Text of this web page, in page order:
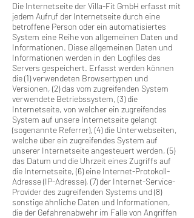
Die Internetseite der Villa-Fit GmbH erfasst mit
jedem Aufruf der Internetseite durch eine
betroffene Person oder ein automatisiertes
System eine Reihe von allgemeinen Daten und
Informationen. Diese allgemeinen Daten und
Informationen werden in den Logfiles des
Servers gespeichert. Erfasst werden können
die (1) verwendeten Browsertypen und
Versionen, (2) das vom zugreifenden System
verwendete Betriebssystem, (3) die
Internetseite, von welcher ein zugreifendes
System auf unsere Internetseite gelangt
(sogenannte Referrer), (4) die Unterwebseiten,
welche über ein zugreifendes System auf
unserer Internetseite angesteuert werden, (5)
das Datum und die Uhrzeit eines Zugriffs auf
die Internetseite, (6) eine Internet-Protokoll-
Adresse (IP-Adresse), (7) der Internet-Service-
Provider des zugreifenden Systems und (8)
sonstige ähnliche Daten und Informationen,
die der Gefahrenabwehr im Falle von Angriffen